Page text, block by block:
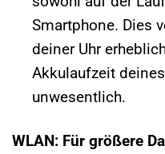
Smartphone. Dies
deiner Uhr
Akkulaufzeit
unwesentlich.
WLAN: Für größere